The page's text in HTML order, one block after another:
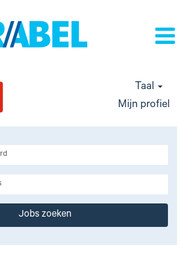
Taal
Mijn profiel
Jobs zoeken